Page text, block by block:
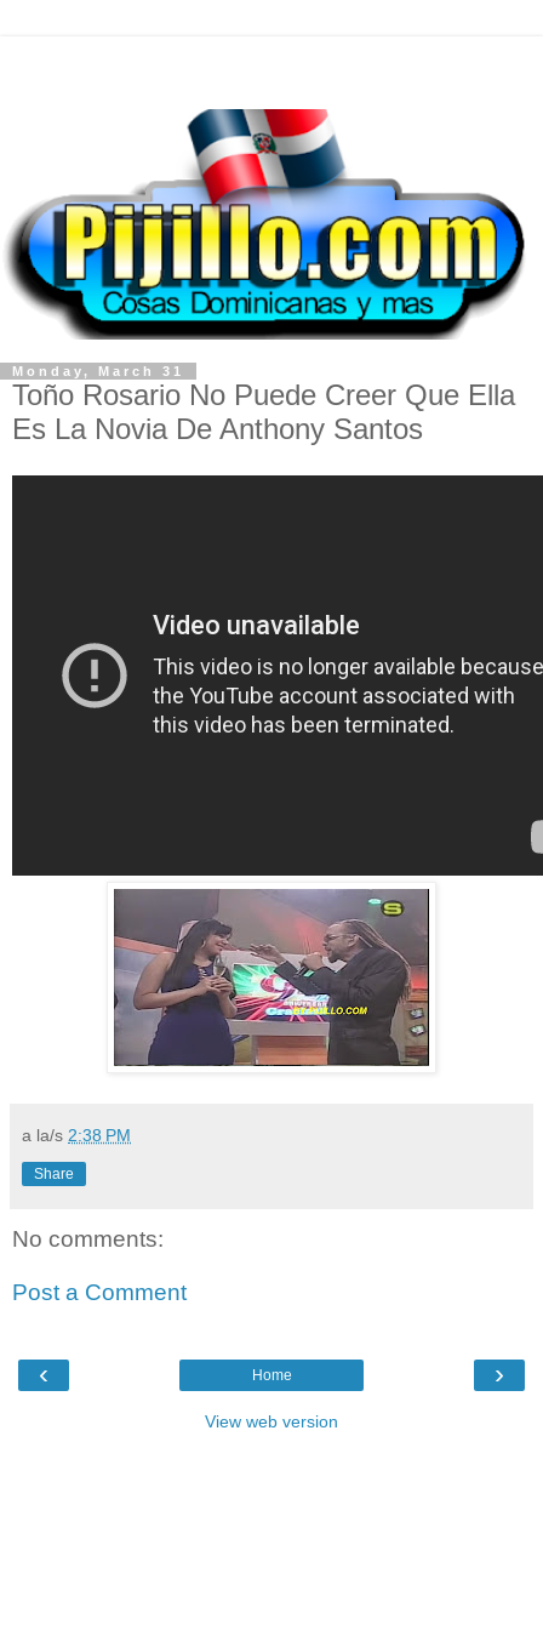
Monday, March 31
Toño Rosario No Puede Creer Que Ella
Es La Novia De Anthony Santos
a la/s 2:38 PM
Share
No comments:
Post a Comment
‹ ›
Home
View web version